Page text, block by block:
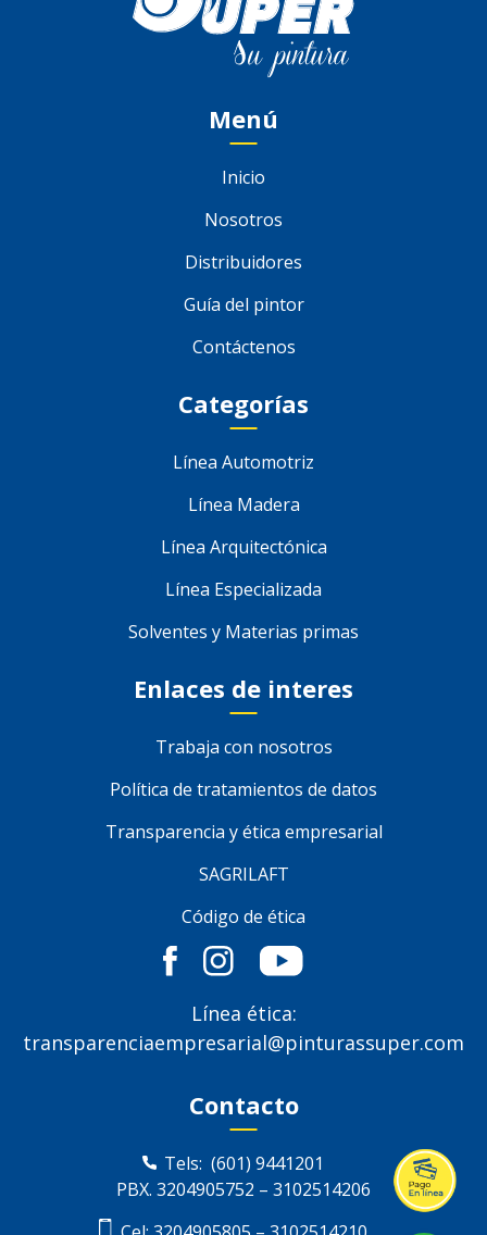
Menú
Inicio
Nosotros
Distribuidores
Guía del pintor
Contáctenos
Categorías
Línea Automotriz
Línea Madera
Línea Arquitectónica
Línea Especializada
Solventes y Materias primas
Enlaces de interes
Trabaja con nosotros
Política de tratamientos de datos
Transparencia y ética empresarial
SAGRILAFT
Código de ética
Línea ética:
transparenciaempresarial@pinturassuper.com
Contacto
Tels: (601) 9441201
PBX. 3204905752 – 3102514206